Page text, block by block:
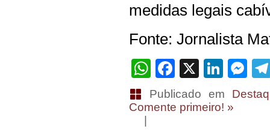
medidas legais
Fonte: Jornalista
WhatsApp
Facebook
X
Publicado em
Comente primeiro! »